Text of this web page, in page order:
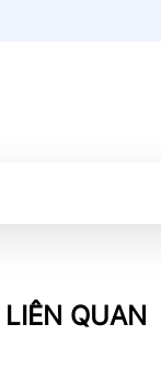
QUAN